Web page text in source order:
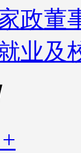
政董
业及